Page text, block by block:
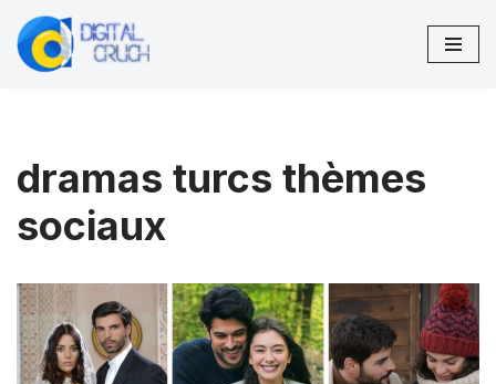
Aller
dramas turcs thèmes
sociaux